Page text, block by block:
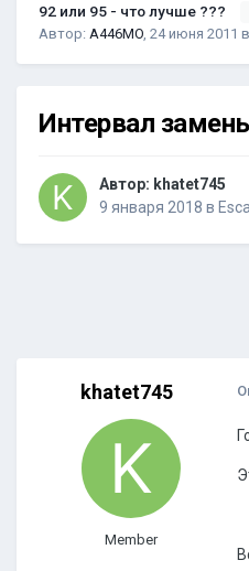
92 или 95 - что лучше ???
Автор: A446MO 24 июня 2011 в
Интервал
Автор: khatet745
9 января 2018 в
khatet745
Member